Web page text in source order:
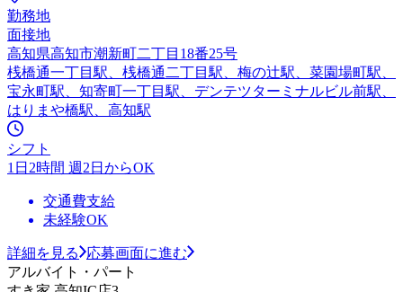
勤務地
面接地
高知県高知市潮新町二丁目18番25号
桟橋通一丁目駅、桟橋通二丁目駅、梅の辻駅、菜園場町駅、
宝永町駅、知寄町一丁目駅、デンテツターミナルビル前駅、
はりまや橋駅、高知駅
シフト
1日2時間 週2日からOK
交通費支給
未経験OK
詳細を見る
応募画面に進む
アルバイト・パート